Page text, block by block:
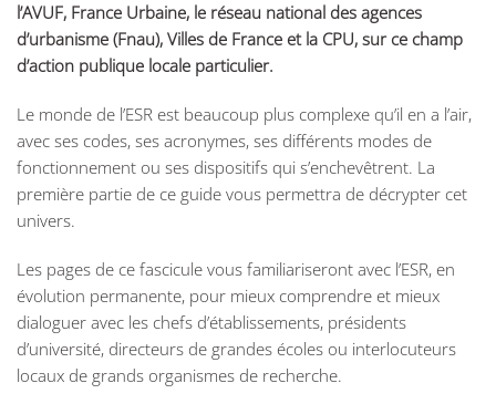
l’AVUF, France Urbaine, le réseau national des agences
d’urbanisme (Fnau), Villes de France et la CPU, sur ce champ
d’action publique locale particulier.
Le monde de l’ESR est beaucoup plus complexe qu’il en a l’air,
avec ses codes, ses acronymes, ses différents modes de
fonctionnement ou ses dispositifs qui s’enchevêtrent. La
première partie de ce guide vous permettra de décrypter cet
univers.
Les pages de ce fascicule vous familiariseront avec l’ESR, en
évolution permanente, pour mieux comprendre et mieux
dialoguer avec les chefs d’établissements, présidents
d’université, directeurs de grandes écoles ou interlocuteurs
locaux de grands organismes de recherche.